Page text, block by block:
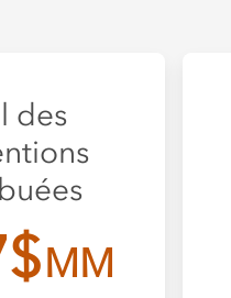
des
MM